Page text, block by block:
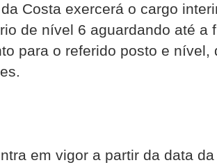
Costa exercerá o cargo
de nível 6 aguardando até a
para o referido posto e nível,
em vigor a partir da data